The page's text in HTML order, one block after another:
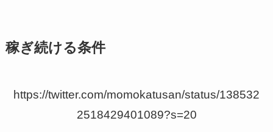
稼ぎ続ける条件
https://twitter.com/momokatusan/status/138532
2518429401089?s=20